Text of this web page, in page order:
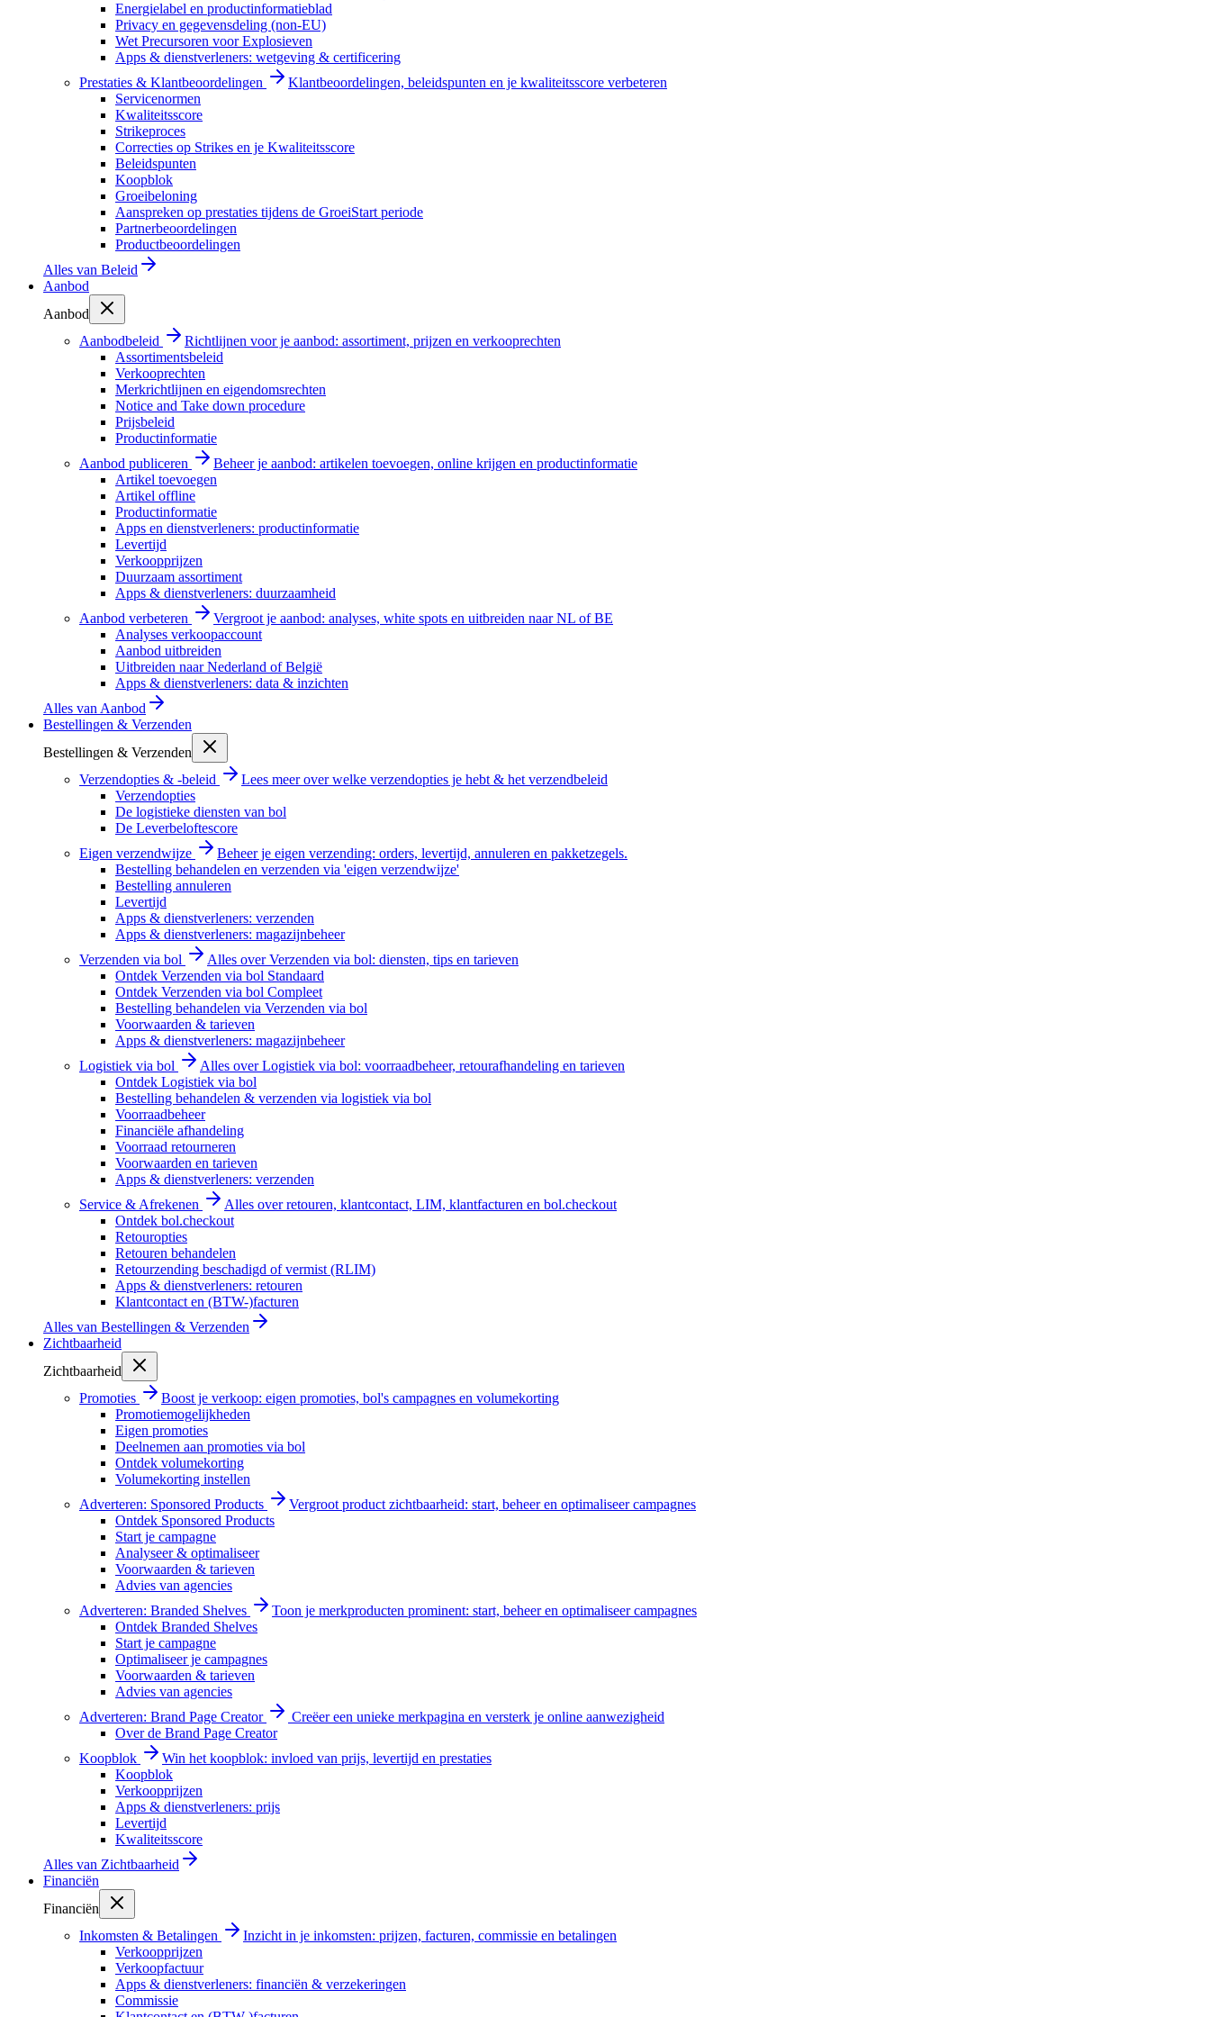
Energielabel en productinformatieblad
Privacy en gegevensdeling (non-EU)
Wet Precursoren voor Explosieven
Apps & dienstverleners: wetgeving & certificering
Prestaties & Klantbeoordelingen
Klantbeoordelingen, beleidspunten en je kwaliteitsscore verbeteren
Servicenormen
Kwaliteitsscore
Strikeproces
Correcties op Strikes en je Kwaliteitsscore
Beleidspunten
Koopblok
Groeibeloning
Aanspreken op prestaties tijdens de GroeiStart periode
Partnerbeoordelingen
Productbeoordelingen
Alles van Beleid
Aanbod
Aanbod
Aanbodbeleid
Richtlijnen voor je aanbod: assortiment, prijzen en verkooprechten
Assortimentsbeleid
Verkooprechten
Merkrichtlijnen en eigendomsrechten
Notice and Take down procedure
Prijsbeleid
Productinformatie
Aanbod publiceren
Beheer je aanbod: artikelen toevoegen, online krijgen en productinformatie
Artikel toevoegen
Artikel offline
Productinformatie
Apps en dienstverleners: productinformatie
Levertijd
Verkoopprijzen
Duurzaam assortiment
Apps & dienstverleners: duurzaamheid
Aanbod verbeteren
Vergroot je aanbod: analyses, white spots en uitbreiden naar NL of BE
Analyses verkoopaccount
Aanbod uitbreiden
Uitbreiden naar Nederland of België
Apps & dienstverleners: data & inzichten
Alles van Aanbod
Bestellingen & Verzenden
Bestellingen & Verzenden
Verzendopties & -beleid
Lees meer over welke verzendopties je hebt & het verzendbeleid
Verzendopties
De logistieke diensten van bol
De Leverbeloftescore
Eigen verzendwijze
Beheer je eigen verzending: orders, levertijd, annuleren en pakketzegels.
Bestelling behandelen en verzenden via 'eigen verzendwijze'
Bestelling annuleren
Levertijd
Apps & dienstverleners: verzenden
Apps & dienstverleners: magazijnbeheer
Verzenden via bol
Alles over Verzenden via bol: diensten, tips en tarieven
Ontdek Verzenden via bol Standaard
Ontdek Verzenden via bol Compleet
Bestelling behandelen via Verzenden via bol
Voorwaarden & tarieven
Apps & dienstverleners: magazijnbeheer
Logistiek via bol
Alles over Logistiek via bol: voorraadbeheer, retourafhandeling en tarieven
Ontdek Logistiek via bol
Bestelling behandelen & verzenden via logistiek via bol
Voorraadbeheer
Financiële afhandeling
Voorraad retourneren
Voorwaarden en tarieven
Apps & dienstverleners: verzenden
Service & Afrekenen
Alles over retouren, klantcontact, LIM, klantfacturen en bol.checkout
Ontdek bol.checkout
Retouropties
Retouren behandelen
Retourzending beschadigd of vermist (RLIM)
Apps & dienstverleners: retouren
Klantcontact en (BTW-)facturen
Alles van Bestellingen & Verzenden
Zichtbaarheid
Zichtbaarheid
Promoties
Boost je verkoop: eigen promoties, bol's campagnes en volumekorting
Promotiemogelijkheden
Eigen promoties
Deelnemen aan promoties via bol
Ontdek volumekorting
Volumekorting instellen
Adverteren: Sponsored Products
Vergroot product zichtbaarheid: start, beheer en optimaliseer campagnes
Ontdek Sponsored Products
Start je campagne
Analyseer & optimaliseer
Voorwaarden & tarieven
Advies van agencies
Adverteren: Branded Shelves
Toon je merkproducten prominent: start, beheer en optimaliseer campagnes
Ontdek Branded Shelves
Start je campagne
Optimaliseer je campagnes
Voorwaarden & tarieven
Advies van agencies
Adverteren: Brand Page Creator
Creëer een unieke merkpagina en versterk je online aanwezigheid
Over de Brand Page Creator
Koopblok
Win het koopblok: invloed van prijs, levertijd en prestaties
Koopblok
Verkoopprijzen
Apps & dienstverleners: prijs
Levertijd
Kwaliteitsscore
Alles van Zichtbaarheid
Financiën
Financiën
Inkomsten & Betalingen
Inzicht in je inkomsten: prijzen, facturen, commissie en betalingen
Verkoopprijzen
Verkoopfactuur
Apps & dienstverleners: financiën & verzekeringen
Commissie